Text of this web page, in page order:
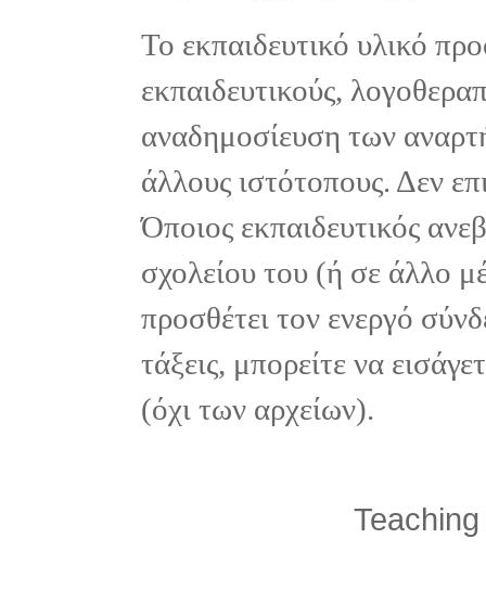
Το εκπαιδευτικό υλικό
εκπαιδευτικούς,
αναδημοσίευση των
άλλους ιστότοπους. Δεν
Όποιος εκπαιδευτικός
σχολείου του (ή σε άλλο
προσθέτει τον ενεργό
τάξεις, μπορείτε να
(όχι των αρχείων).